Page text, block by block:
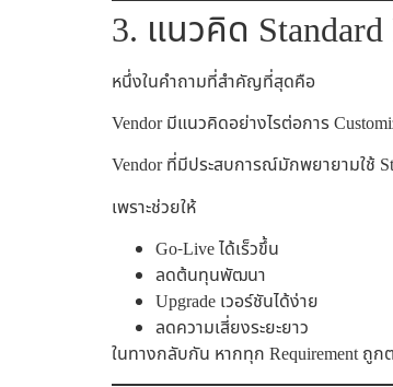
3. แนวคิด
หนึ่งในคำถามที่สำคัญที่สุดคือ
Vendor มีแนวคิดอย่างไรต่อการ
Vendor ที่มีประสบการณ์มักพยายามใช้
เพราะช่วยให้
Go-Live ได้เร็วขึ้น
ลดต้นทุนพัฒนา
Upgrade เวอร์ชันได้ง่าย
ลดความเสี่ยงระยะยาว
ในทางกลับกัน หากทุก Requirement ถู